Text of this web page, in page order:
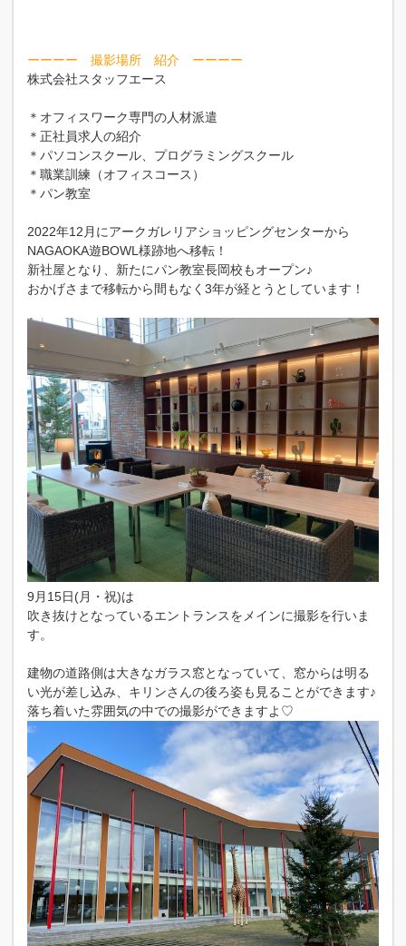
ーーーー 撮影場所 紹介 ーーーー
株式会社スタッフエース
＊オフィスワーク専門の人材派遣
＊正社員求人の紹介
＊パソコンスクール、プログラミングスクール
＊職業訓練（オフィスコース）
＊パン教室
2022年12月にアークガレリアショッピングセンターから
NAGAOKA遊BOWL様跡地へ移転！
新社屋となり、新たにパン教室長岡校もオープン♪
おかげさまで移転から間もなく3年が経とうとしています！
9月15日(月・祝)は
吹き抜けとなっているエントランスをメインに撮影を行いま
す。
建物の道路側は大きなガラス窓となっていて、窓からは明る
い光が差し込み、キリンさんの後ろ姿も見ることができます♪
落ち着いた雰囲気の中での撮影ができますよ♡